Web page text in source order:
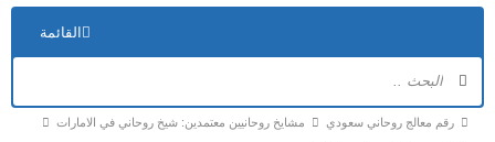
القائمة
مساراترقم معالج روحاني سعودي مشايخ روحانيين معتمدين: شيخ روحاني في الامارات